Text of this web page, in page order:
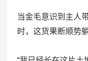
当金毛意识到主人
时，这货果断顺势